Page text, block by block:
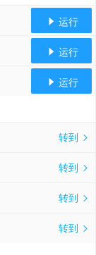
 运行
 运行
 运行
转到 
转到 
转到 
转到 